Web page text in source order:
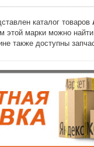
каталог товаров
этой марки можно
также доступны